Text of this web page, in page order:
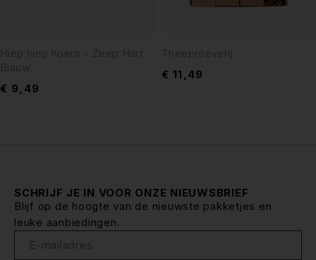
Hiep hiep hoera - Zeep Hart
Blauw
€ 9,49
Theeproeverij
€ 11,49
SCHRIJF JE IN VOOR ONZE NIEUWSBRIEF
Blijf op de hoogte van de nieuwste pakketjes en
leuke aanbiedingen.